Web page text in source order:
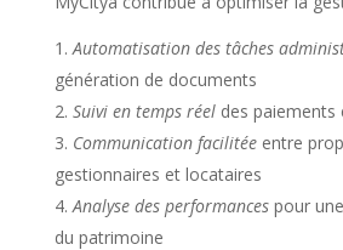
Automatisation des tâches
génération de documents
Suivi en temps réeldes paiements
Communication facilitéeentre
gestionnaires et locataires
Analyse des performancespour
du patrimoine